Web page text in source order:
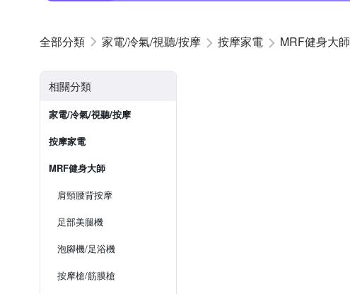
家電/冷氣/視聽/按摩 按摩家電 MRF健身大師
相關分類
家電/冷氣/視聽/按摩
按摩家電
MRF健身大師
肩頸腰背按摩
足部美腿機
泡腳機/足浴機
按摩槍/筋膜槍